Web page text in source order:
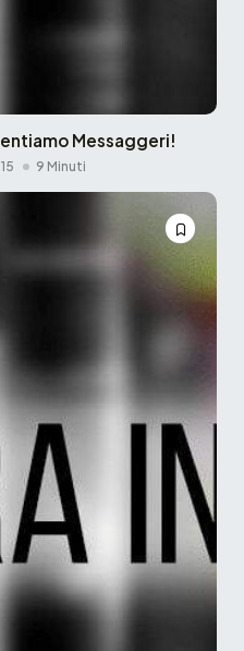
Messaggeri!
9 Minuti